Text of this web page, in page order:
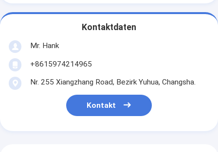
Kontaktdaten
Mr. Hank
+8615974214965
Nr. 255 Xiangzhang Road, Bezirk Yuhua, Changsha.
Kontakt